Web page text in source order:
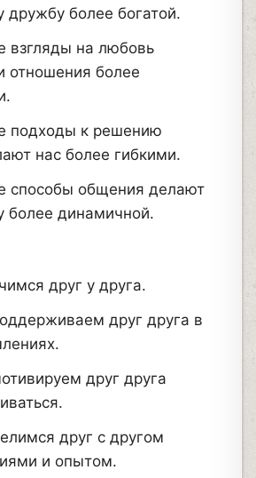
более богатой.
взгляды на любовь
отношения более
подходы к решению
нас более гибкими.
способы общения делают
более динамичной.
друг у друга.
друг друга в
друг друга
друг с другом
и опытом.